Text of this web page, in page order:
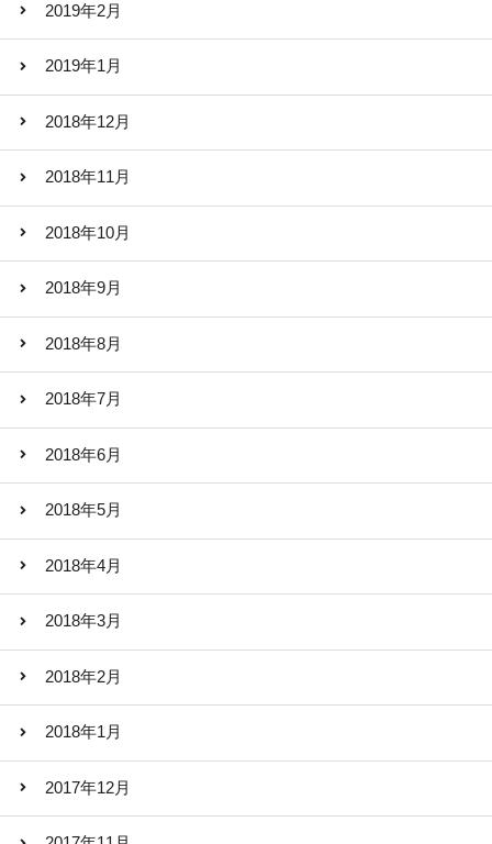
2019年2月
2019年1月
2018年12月
2018年11月
2018年10月
2018年9月
2018年8月
2018年7月
2018年6月
2018年5月
2018年4月
2018年3月
2018年2月
2018年1月
2017年12月